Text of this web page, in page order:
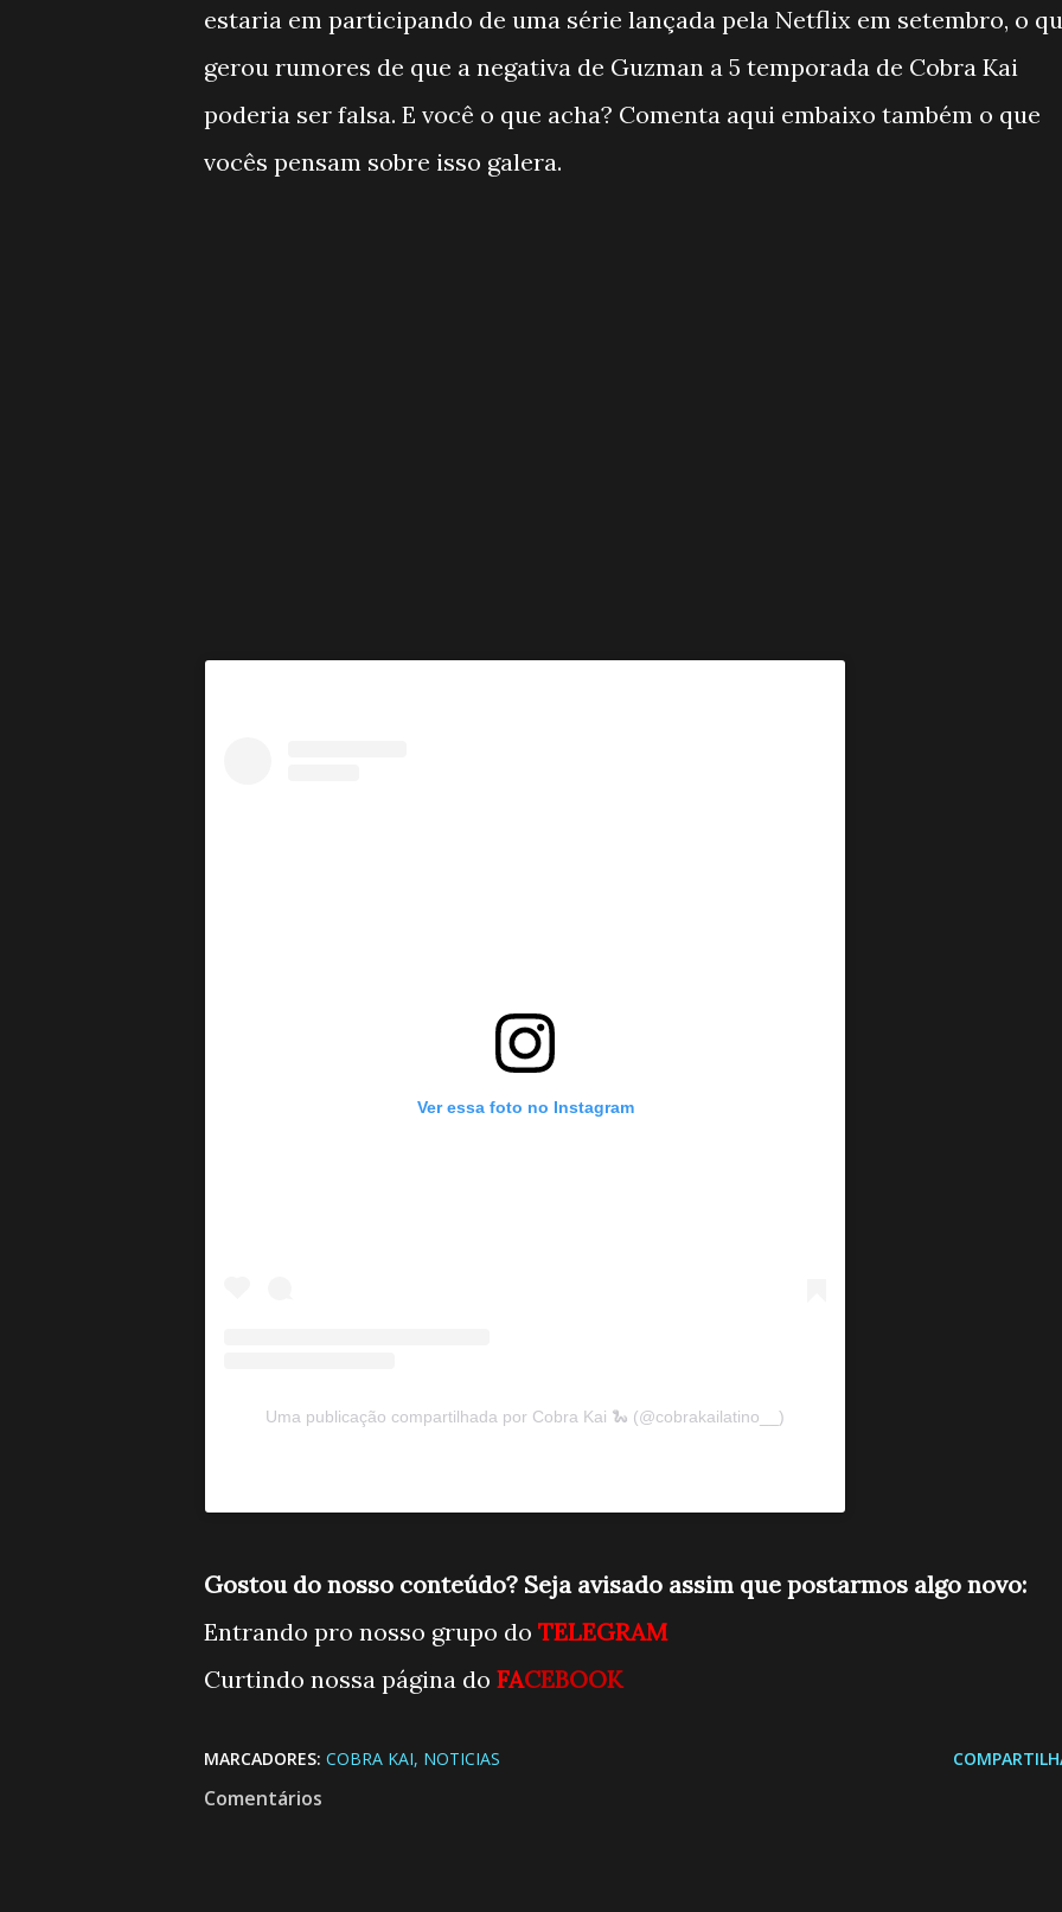
estaria em participando de uma série lançada pela Netflix em setembro, o
gerou rumores de que a negativa de Guzman a 5 temporada de Cobra Kai
poderia ser falsa. E você o que acha? Comenta aqui embaixo também o que
vocês pensam sobre isso galera.
Ver essa foto no Instagram
Uma publicação compartilhada por Cobra Kai 🐍 (@cobrakailatino__)
Gostou do nosso conteúdo? Seja avisado assim que postarmos algo novo:
Entrando pro nosso grupo do TELEGRAM
Curtindo nossa página do FACEBOOK
MARCADORES: COBRA KAI NOTICIAS
Comentários